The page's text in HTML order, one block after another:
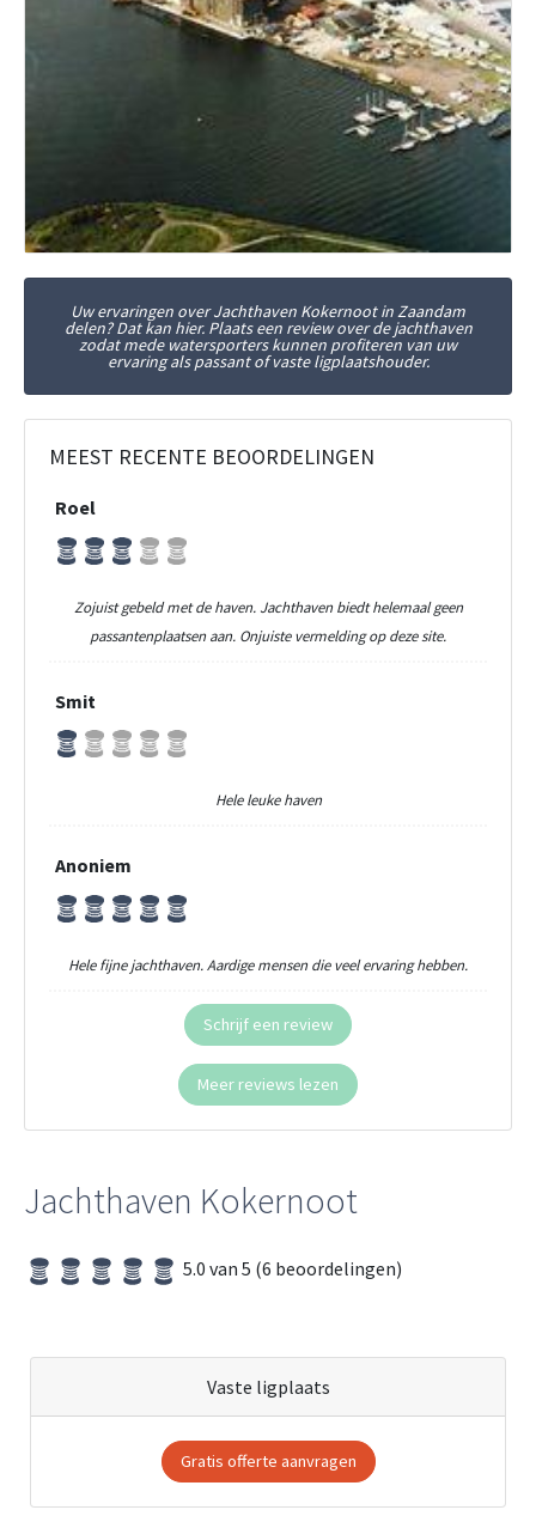
Uw ervaringen over Jachthaven Kokernoot in Zaandam
delen? Dat kan hier. Plaats een review over de jachthaven
zodat mede watersporters kunnen profiteren van uw
ervaring als passant of vaste ligplaatshouder.
MEEST RECENTE BEOORDELINGEN
Roel
Zojuist gebeld met de haven. Jachthaven biedt helemaal geen
passantenplaatsen aan. Onjuiste vermelding op deze site.
Smit
Hele leuke haven
Anoniem
Hele fijne jachthaven. Aardige mensen die veel ervaring hebben.
Schrijf een review
Meer reviews lezen
Jachthaven Kokernoot
5.0 van 5 (6 beoordelingen)
Vaste ligplaats
Gratis offerte aanvragen